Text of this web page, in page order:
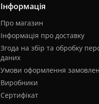
Інформація
Про магазин
Інформація про доставку
Згода на збір та обробку
даних
Умови оформлення
Виробники
Сертифікат